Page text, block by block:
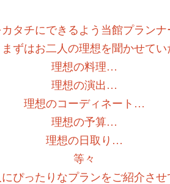
タチにできるよう当館プランナ
ずはお二人の理想を聞かせてい
理想の料理…
理想の演出…
理想のコーディネート…
理想の予算…
理想の日取り…
等々
ぴったりなプランをご紹介させ